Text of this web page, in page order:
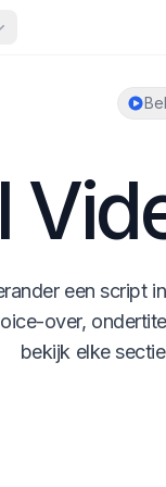
een script
over,
bekijk elke